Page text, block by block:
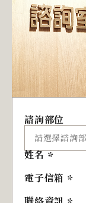
諮詢部位
姓名
電子信箱